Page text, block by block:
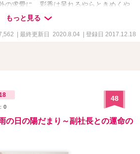
求愛に、彩香は呆れるやらときめくや
の、求婚ラブストーリー！
もっと見る
| 最終更新日 2020.8.04 | 登録日 2017.12.18
0
48
の日の陽だまり～副社長との運命の